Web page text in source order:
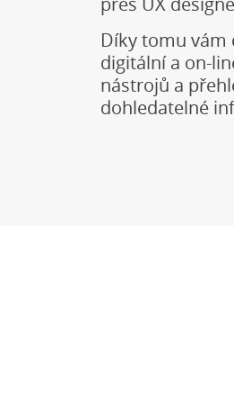
Díky tomu vám
digitální a on-
nástrojů a
dohledatelné